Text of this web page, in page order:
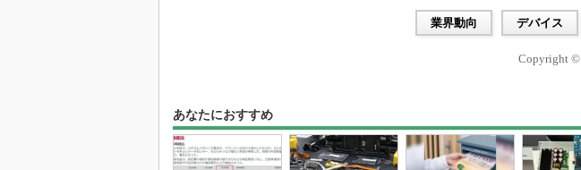
業界動向 デバイス
Copyright ©
あなたにおすすめ